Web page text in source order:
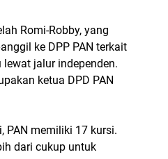
Romi-Robby, yang
ke DPP PAN terkait
jalur independen.
ketua DPD PAN
PAN memiliki 17 kursi.
dari cukup untuk